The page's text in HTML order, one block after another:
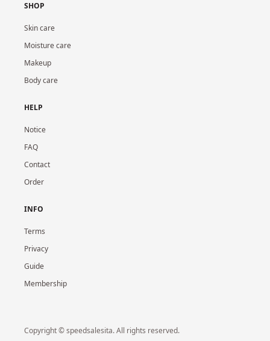
SHOP
Skin care
Moisture care
Makeup
Body care
HELP
Notice
FAQ
Contact
Order
INFO
Terms
Privacy
Guide
Membership
Copyright © speedsalesita. All rights reserved.